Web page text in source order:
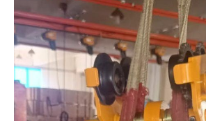
Kiswahili
Dansk
Norsk
O‘zbekcha